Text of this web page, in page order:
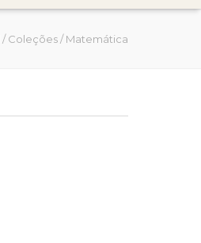
/Coleções/Matemática